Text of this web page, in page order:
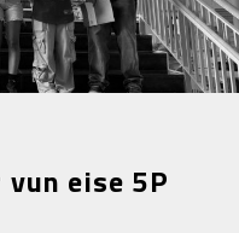
eise 5P